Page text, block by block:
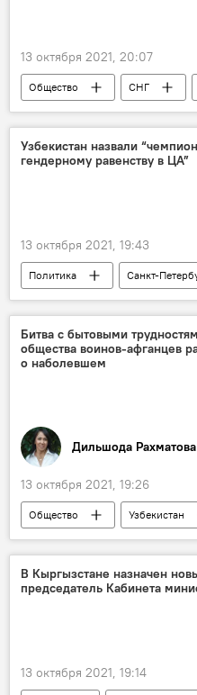
13 октября 2021, 20:07
Общество СНГ
МВД Узбекистана
Узбекистан назвали
гендерному равенству в ЦА”
13 октября 2021, 19:43
Политика Санкт-
форум
Танзила
женщины
Битва с бытовыми
общества воинов-афганцев
о наболевшем
Дильшода Рахматова
13 октября 2021, 19:26
Общество Узбекистан
ветераны
В Кыргызстане назначен
председатель Кабинета
13 октября 2021, 19:14